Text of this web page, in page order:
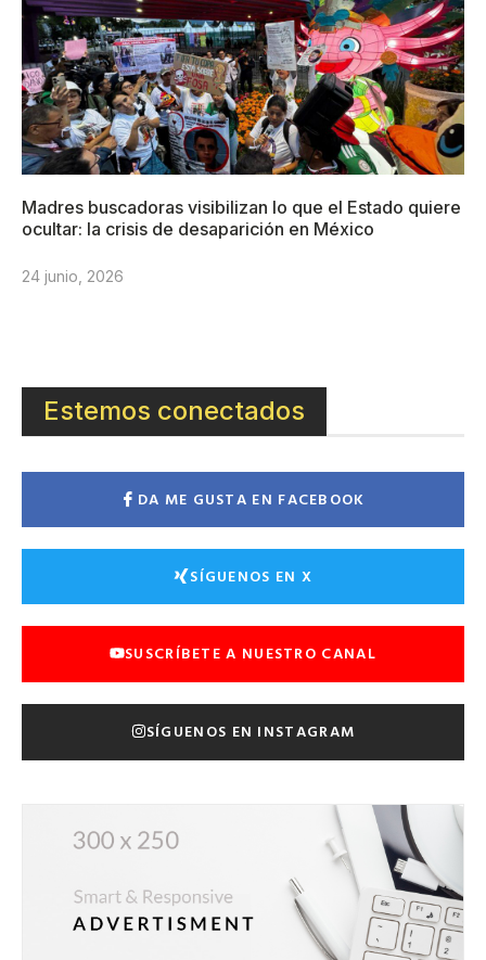
Madres buscadoras visibilizan lo que el Estado quiere
ocultar: la crisis de desaparición en México
24 junio, 2026
Estemos conectados
DA ME GUSTA EN FACEBOOK
SÍGUENOS EN X
SUSCRÍBETE A NUESTRO CANAL
SÍGUENOS EN INSTAGRAM